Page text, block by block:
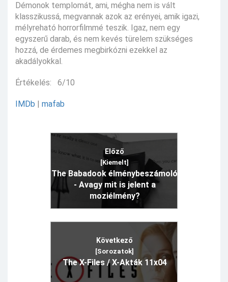
Démonok templomát, ami, mégha nem is vált
klasszikussá, megvannak azok az erényei, amik igazi,
mélyreható horrorfilmmé teszik. Igaz, nem egy
egyszerű darab, és nem kevés türelem szükséges
hozzá, de érdemes megbirkózni ezekkel az
akadályokkal.
Értékelés: 6/10
IMDb mafab
Előző
[Kiemelt]
The Babadook élménybeszámoló
- Avagy mit is jelent a
moziélmény?
Következő
[Sorozatok]
The X-Files / X-Akták 11x04